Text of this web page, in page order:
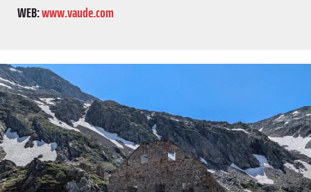
WEB:www.vaude.com